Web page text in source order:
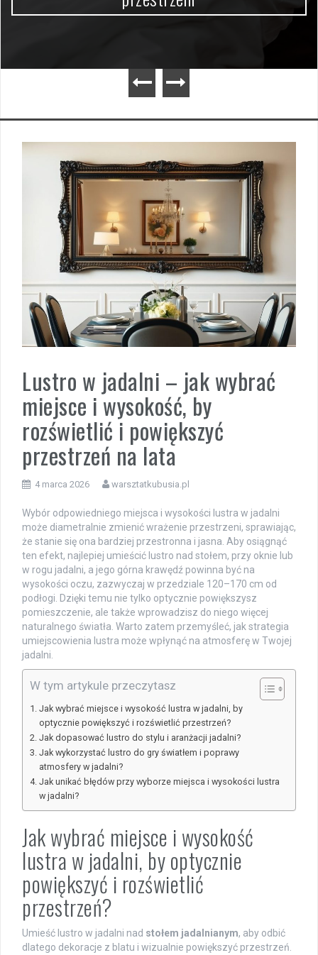
Lustro w jadalni – jak wybrać
miejsce i wysokość, by
rozświetlić i powiększyć
przestrzeń na lata
4 marca 2026 warsztatkubusia.pl
Wybór odpowiedniego miejsca i wysokości lustra w jadalni
może diametralnie zmienić wrażenie przestrzeni, sprawiając,
że stanie się ona bardziej przestronna i jasna. Aby osiągnąć
ten efekt, najlepiej umieścić lustro nad stołem, przy oknie lub
w rogu jadalni, a jego górna krawędź powinna być na
wysokości oczu, zazwyczaj w przedziale 120–170 cm od
podłogi. Dzięki temu nie tylko optycznie powiększysz
pomieszczenie, ale także wprowadzisz do niego więcej
naturalnego światła. Warto zatem przemyśleć, jak strategia
umiejscowienia lustra może wpłynąć na atmosferę w Twojej
jadalni.
W tym artykule przeczytasz
Jak wybrać miejsce i wysokość lustra w jadalni, by
optycznie powiększyć i rozświetlić przestrzeń?
Jak dopasować lustro do stylu i aranżacji jadalni?
Jak wykorzystać lustro do gry światłem i poprawy
atmosfery w jadalni?
Jak unikać błędów przy wyborze miejsca i wysokości lustra
w jadalni?
Jak wybrać miejsce i wysokość
lustra w jadalni, by optycznie
powiększyć i rozświetlić
przestrzeń?
Umieść lustro w jadalni nad stołem jadalnianym, aby odbić
dlatego dekoracje z blatu i wizualnie powiększyć przestrzeń.